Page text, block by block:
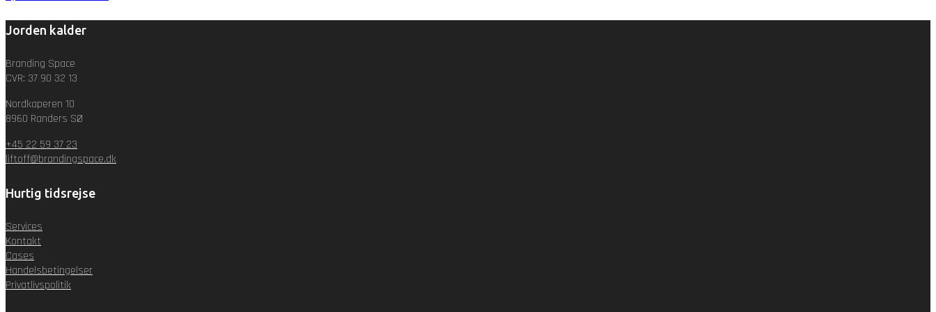
Jorden kalder
Branding Space
CVR: 37 90 32 13
Nordkaperen 10
8960 Randers SØ
+45 22 59 37 23
liftoff@brandingspace.dk
Hurtig tidsrejse
Services
Kontakt
Cases
Handelsbetingelser
Privatlivspolitik